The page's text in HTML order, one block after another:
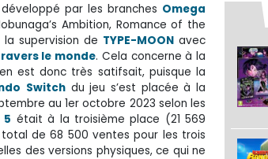
par les branches Omega
Ambition, Romance of the
la supervision de TYPE-MOON avec
le monde. Cela concerne à la
est donc très satifsait, puisque la
Switchdu jeu s’est placée à la
au 1er octobre 2023 selon les
5 était à la troisième place (21 569
de 68 500 ventes pour les trois
des versions physiques, ce qui ne